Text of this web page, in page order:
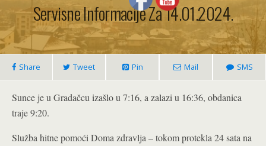
Servisne Informacije Za 14.01.2024.
Share Tweet Pin Mail SMS
Sunce je u Gradačcu izašlo u 7:16, a zalazi u 16:36, obdanica
traje 9:20.
Služba hitne pomoći Doma zdravlja – tokom protekla 24 sata na